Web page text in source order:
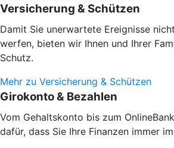
Versicherung & Schützen
Damit Sie unerwartete Ereignisse
werfen, bieten wir Ihnen und Ihrer
Schutz.
Mehr zu Versicherung & Schützen
Girokonto & Bezahlen
Vom Gehaltskonto bis zum
dafür, dass Sie Ihre Finanzen immer